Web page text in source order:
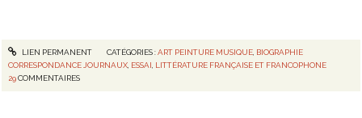
LIEN PERMANENT CATÉGORIES :ART PEINTURE MUSIQUE, BIOGRAPHIE
CORRESPONDANCE JOURNAUX ESSAI LITTÉRATURE FRANÇAISE ET FRANCOPHONE
29COMMENTAIRES